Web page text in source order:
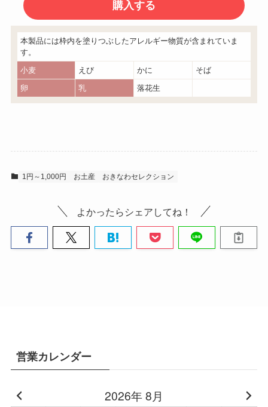
本製品には枠内を塗りつぶしたアレルギー物質が含まれていま
す。
小麦
えび かに
そば
卵
乳 落花生
1円～1,000円 お土産 おきなわセレクション
よかったらシェアしてね！
営業カレンダー
2026年 8月